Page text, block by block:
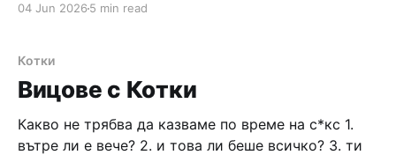
04 Jun 2026 5 min read
Котки
Вицове с Котки
Какво не трябва да казваме по време на с*кс 1.
вътре ли е вече? 2. и това ли беше всичко? 3. ти